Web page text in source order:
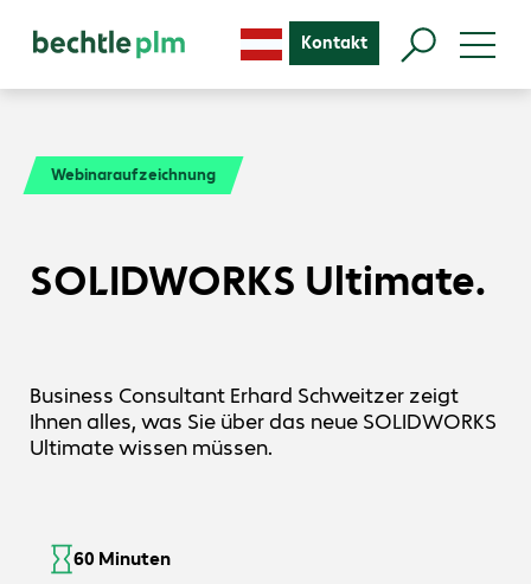
Kontakt
Webinaraufzeichnung
SOLIDWORKS Ultimate.
Business Consultant Erhard Schweitzer zeigt
Ihnen alles, was Sie über das neue SOLIDWORKS
Ultimate wissen müssen.
60 Minuten